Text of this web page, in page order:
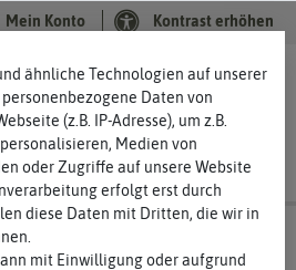
Mein Konto Kontrast erhöhen
0 0
ähnliche Technologien auf unserer
Daten von
(z.B. IP-Adresse), um z.B.
Medien von
oder Zugriffe auf unsere Website
erfolgt erst durch
diese Daten mit Dritten, die wir in
mit Einwilligung oder aufgrund